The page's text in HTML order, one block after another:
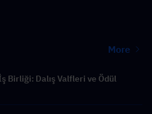
More
Birliği: Dalış Valfleri ve Ödül